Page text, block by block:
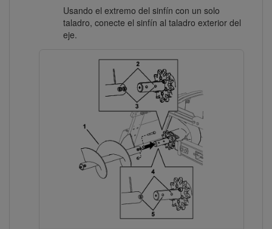
Usando el extremo del sinfín con un solo
taladro, conecte el sinfín al taladro exterior del
eje.